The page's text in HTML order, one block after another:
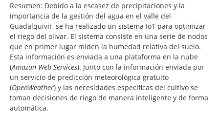
Resumen: Debido a la escasez de precipitaciones y la
importancia de la gestión del agua en el valle del
Guadalquivir, se ha realizado un sistema IoT para optimizar
el riego del olivar. El sistema consiste en una serie de nodos
que en primer lugar miden la humedad relativa del suelo.
Esta información es enviada a una plataforma en la nube
(Amazon Web Services). Junto con la información enviada por
un servicio de predicción meteorológica gratuito
(OpenWeather) y las necesidades específicas del cultivo se
toman decisiones de riego de manera inteligente y de forma
automática.